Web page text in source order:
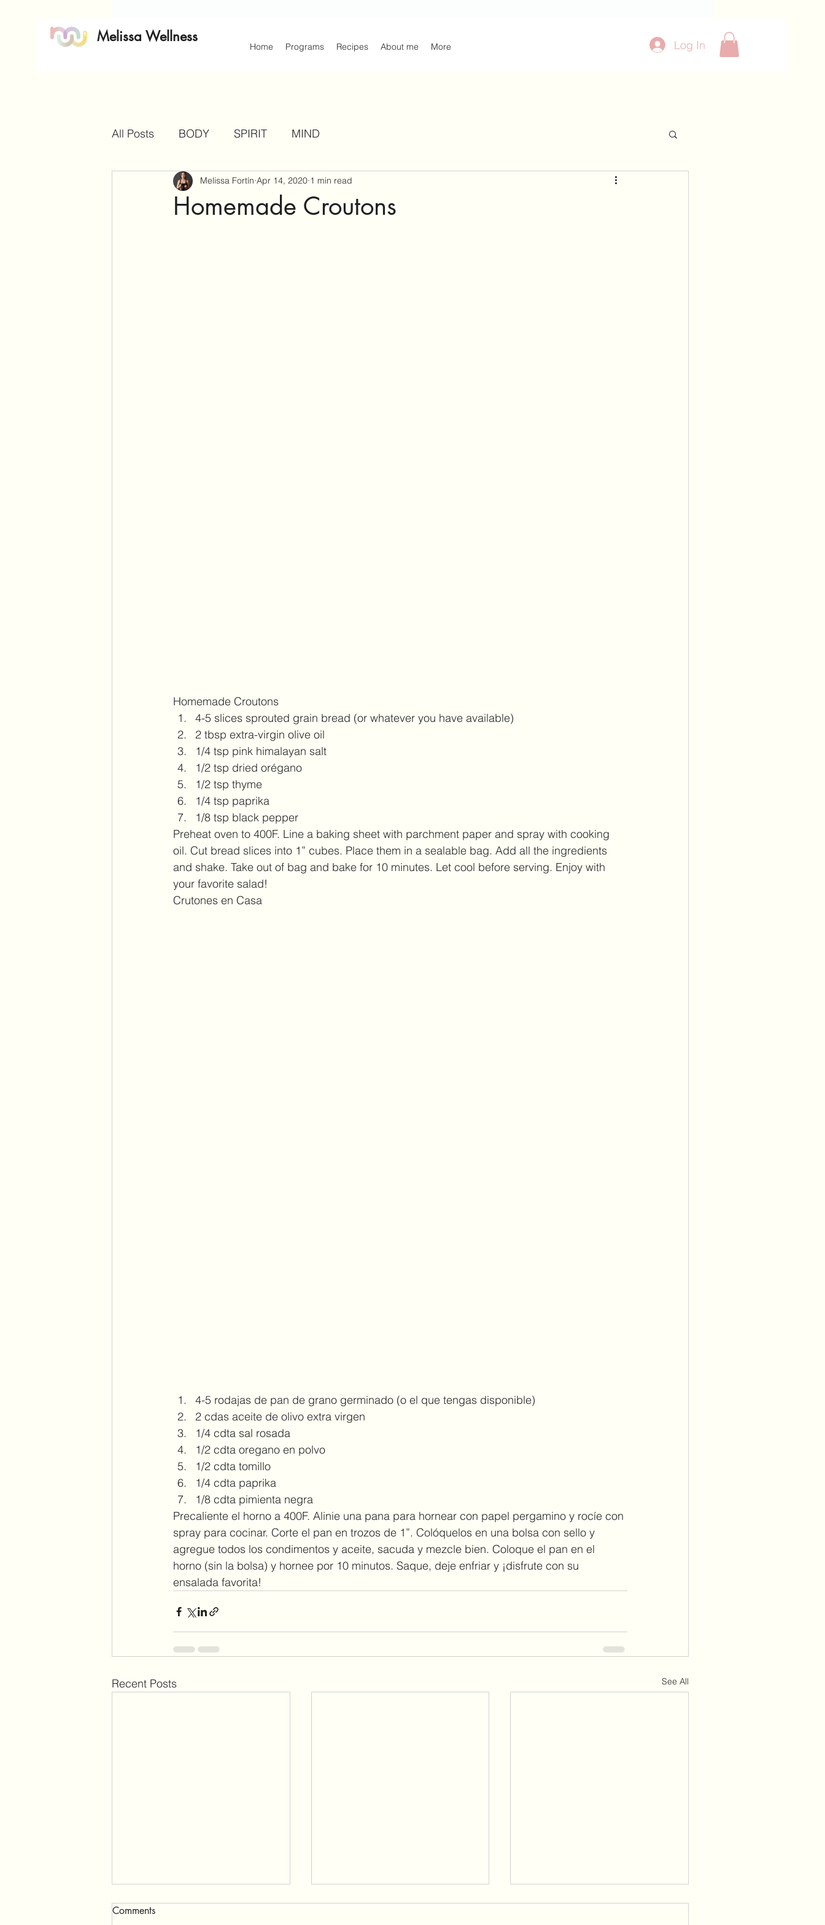
Melissa Wellness
Home Programs Recipes About me More Log In
All Posts BODY SPIRIT MIND
Homemade Croutons
Melissa Fortín Apr 14, 2020 1 min read
Homemade Croutons
4-5 slices sprouted grain bread (or whatever you have available)
2 tbsp extra-virgin olive oil
1/4 tsp pink himalayan salt
1/2 tsp dried orégano
1/2 tsp thyme
1/4 tsp paprika
1/8 tsp black pepper
Preheat oven to 400F. Line a baking sheet with parchment paper and spray with cooking
oil. Cut bread slices into 1” cubes. Place them in a sealable bag. Add all the ingredients
and shake. Take out of bag and bake for 10 minutes. Let cool before serving. Enjoy with
your favorite salad!
Crutones en Casa
4-5 rodajas de pan de grano germinado (o el que tengas disponible)
2 cdas aceite de olivo extra virgen
1/4 cdta sal rosada
1/2 cdta oregano en polvo
1/2 cdta tomillo
1/4 cdta paprika
1/8 cdta pimienta negra
Precaliente el horno a 400F. Alinie una pana para hornear con papel pergamino y rocíe con
spray para cocinar. Corte el pan en trozos de 1”. Colóquelos en una bolsa con sello y
agregue todos los condimentos y aceite, sacuda y mezcle bien. Coloque el pan en el
horno (sin la bolsa) y hornee por 10 minutos. Saque, deje enfriar y ¡disfrute con su
ensalada favorita!
Recent Posts See All
Comments